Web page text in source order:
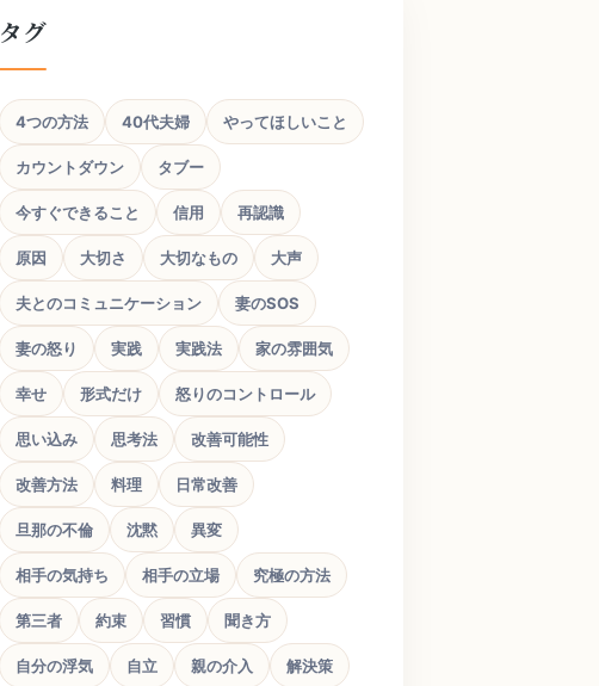
タグ
4つの方法 40代夫婦 やってほしいこと
カウントダウン タブー
今すぐできること 信用 再認識
原因 大切さ 大切なもの 大声
夫とのコミュニケーション 妻のSOS
妻の怒り 実践 実践法 家の雰囲気
幸せ 形式だけ 怒りのコントロール
思い込み 思考法 改善可能性
改善方法 料理 日常改善
旦那の不倫 沈黙 異変
相手の気持ち 相手の立場 究極の方法
第三者 約束 習慣 聞き方
自分の浮気 自立 親の介入 解決策